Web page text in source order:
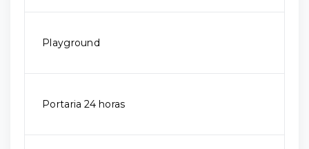
Playground
Portaria 24 horas